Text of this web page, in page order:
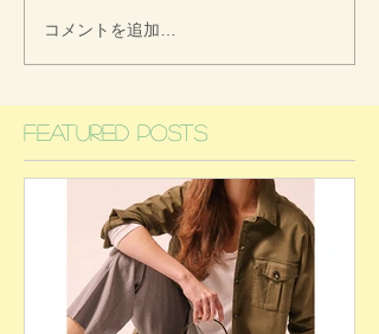
コメントを追加…
Featured Posts